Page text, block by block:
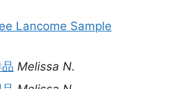
Lancome Sample
Melissa N.